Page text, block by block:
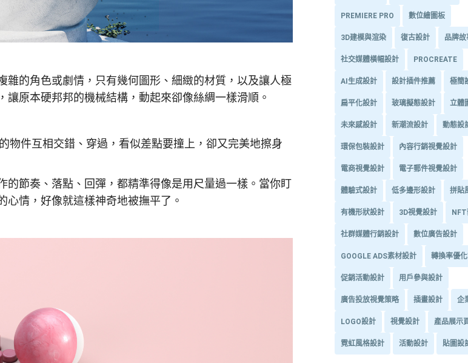
的角色或劇情，只有幾何圖形、細緻的材質，以及讓人極
原本硬邦邦的機械結構，動起來卻像絲綢一樣滑順。
件互相交錯、穿過，看似差點要撞上，卻又完美地擦身
節奏、落點、回彈，都精準得像是用尺量過一樣。當你盯
情，好像就這樣神奇地被撫平了。
PREMIERE PRO 數位繪圖板
3D建模與渲染 復古設計 品牌
社交媒體橫幅設計 PROCREATE
AI生成設計 設計插件推薦 極簡
扁平化設計 玻璃擬態設計 立體
未來感設計 新潮流設計 動態設
環保包裝設計 內容行銷視覺設計
電商視覺設計 電子郵件視覺設計
體驗式設計 低多邊形設計 拼貼
有機形狀設計 3D視覺設計
社群媒體行銷設計 數位廣告設計
GOOGLE ADS素材設計 轉換率優
促銷活動設計 用戶參與設計
廣告投放視覺策略 插畫設計 企
LOGO設計 視覺設計 產品展示
霓虹風格設計 活動設計 貼圖設